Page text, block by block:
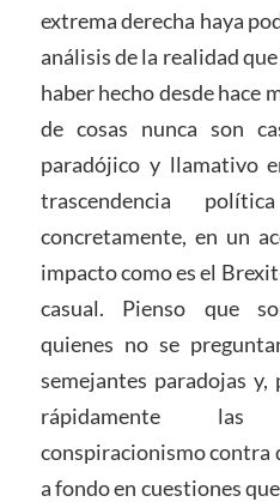
extrema derecha haya
análisis de la realidad
haber hecho desde hace
de cosas nunca son
paradójico y llamativo
trascendencia
concretamente, en un
impacto como es el
casual. Pienso que
quienes no se
semejantes paradojas
rápidamente las
conspiracionismo contra
a fondo en cuestiones